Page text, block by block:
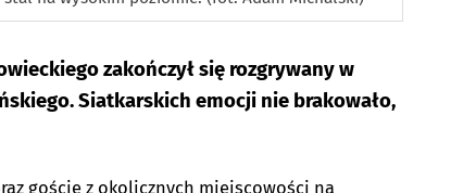
zakończył się rozgrywany w
Siatkarskich emocji nie brakowało,
goście z okolicznych miejscowości na